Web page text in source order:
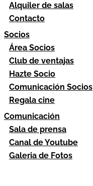
Alquiler de salas
Contacto
Socios
Área Socios
Club de ventajas
Hazte Socio
Comunicación Socios
Regala cine
Comunicación
Sala de prensa
Canal de Youtube
Galeria de Fotos